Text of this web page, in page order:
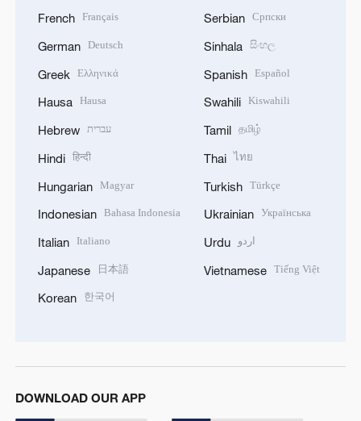
German Deutsch
Greek Ελληνικά
Hausa Hausa
Hebrew
Hindi
Hungarian
Indonesian Bahasa Indonesia
Italian Italiano
Japanese
Korean 한국어
Sinhala සිංහල
Spanish Español
Swahili Kiswahili
Tamil தமிழ்
Thai ไทย
Turkish Türkçe
Ukrainian Українська
Urdu اردو
Vietnamese
DOWNLOAD OUR APP